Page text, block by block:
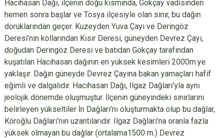
Hacıhasan Dağı, ilçenin doğu kısmında, Gökçay vadisinden
hemen sonra başlar ve Tosya ilçesiyle olan sınır, bu dağın
doruklarından geçer. Kuzeyden Yuva Çayı ve Deringöz
Deresi’nin kollarından Kısır Deresi, güneyden Devrez Çayı,
doğudan Deringöz Deresi ve batıdan Gökçay tarafından
kuşatılan Hacıhasan dağının en yüksek kesimleri 2000m.ye
yaklaşır. Dağın güneyde Devrez Çayına bakan yamaçları hafif
eğimli ve dalgalıdır. Hacıhasan Dağı, Ilgaz Dağları’yla aynı
jeolojik dönemde oluşmuştur. İlçenin güneyindeki sınırlarını
belirleyen yükseltiler İn Dağları’nı oluşturmakta olup bu dağlar,
Köroğlu Dağları’nın uzantılarıdır. Ilgaz Dağları’na oranla fazla
yüksek olmayan bu dağlar (ortalama1500 m.) Devrez